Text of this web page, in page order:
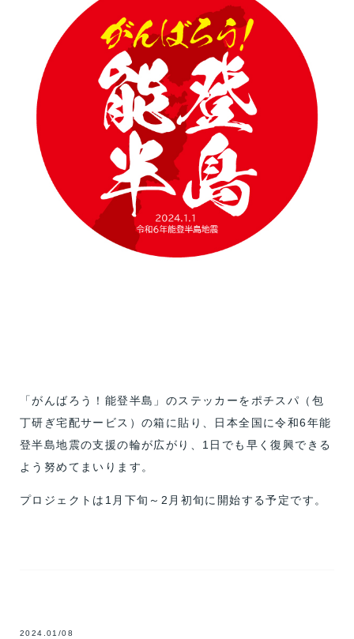
「がんばろう！能登半島」のステッカーをポチスパ（包
丁研ぎ宅配サービス）の箱に貼り、日本全国に令和6年能
登半島地震の支援の輪が広がり、1日でも早く復興できる
よう努めてまいります。
プロジェクトは1月下旬～2月初旬に開始する予定です。
2024.01/08